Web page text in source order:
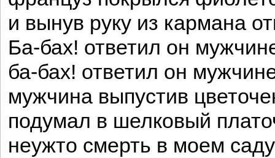
и вынув руку из кармана
Ба-бах! ответил он
ба-бах! ответил он
мужчина выпустив
подумал в шелковый
неужто смерть в моем